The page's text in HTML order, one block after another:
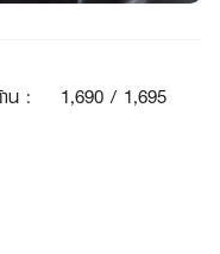
น : 1,690 / 1,695